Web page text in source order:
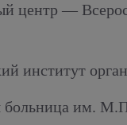
—
институт
больница им.